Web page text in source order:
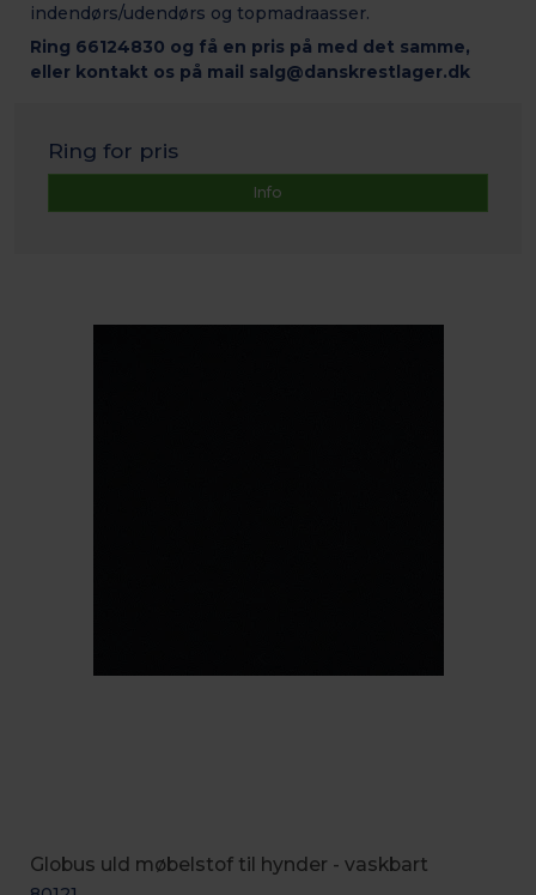
indendørs/udendørs og topmadraasser.
Ring 66124830 og få en pris på med det samme,
eller kontakt os på mail salg@danskrestlager.dk
Ring for pris
Info
Globus uld møbelstof til hynder - vaskbart